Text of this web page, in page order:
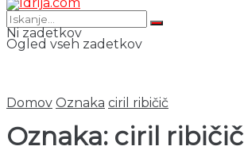
Ni zadetkov
Ogled vseh zadetkov
Domov Oznaka ciril ribičič
Oznaka: ciril ribičič